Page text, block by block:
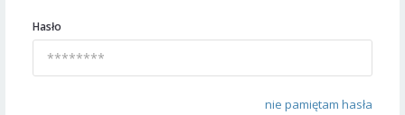
Hasło
nie pamiętam hasła